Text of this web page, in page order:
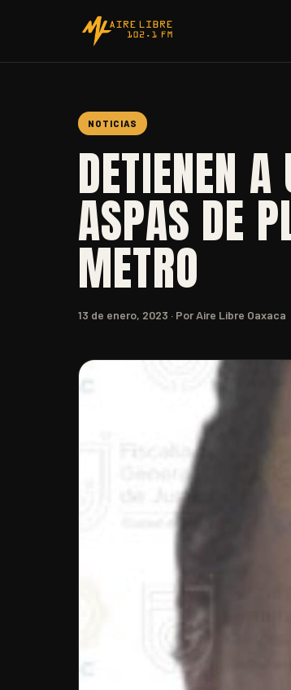
NOTICIAS
DETIENEN
ASPAS DE
METRO
13 de enero, 2023 · Por Aire Libre Oaxaca